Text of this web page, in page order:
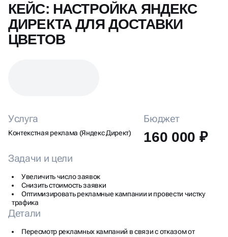
КЕЙС: НАСТРОЙКА ЯНДЕКС
ДИРЕКТА ДЛЯ ДОСТАВКИ
ЦВЕТОВ
Услуга
Контекстная реклама (Яндекс Директ)
Бюджет
160 000 ₽
Задачи и цели
Увеличить число заявок
Снизить стоимость заявки
Оптимизировать рекламные кампании и провести чистку
трафика
Детали
Пересмотр рекламных кампаний в связи с отказом от